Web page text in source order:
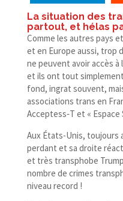
La situation des
partout, et hélas
Comme les autres pays
et en Europe aussi, trop
ne peuvent avoir accès à
et ils ont tout
fond, ingrat souvent,
associations trans en
Acceptess‑T et « Espace
Aux États-​Unis, toujours
perdant et sa droite
et très transphobe
nombre de crimes
niveau record !